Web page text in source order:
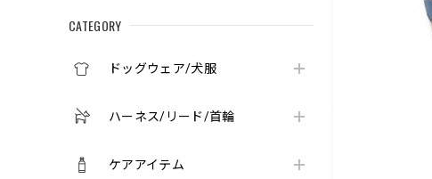
CATEGORY
ドッグウェア/犬服
ハーネス/リード/首輪
ケアアイテム